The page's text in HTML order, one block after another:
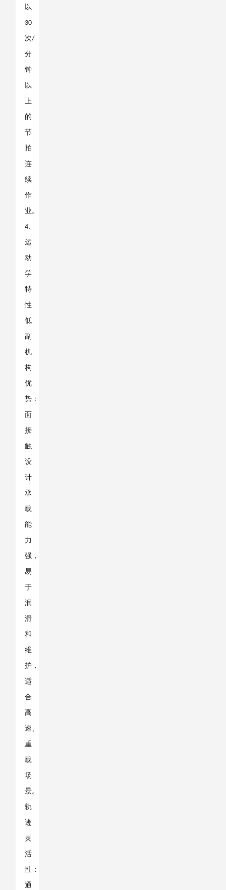
以
30
次/
分
钟
以
上
的
节
拍
连
续
作
业。
4、
运
动
学
特
性
低
副
机
构
优
势：
面
接
触
设
计
承
载
能
力
强，
易
于
润
滑
和
维
护，
适
合
高
速、
重
载
场
景。
轨
迹
灵
活
性：
通